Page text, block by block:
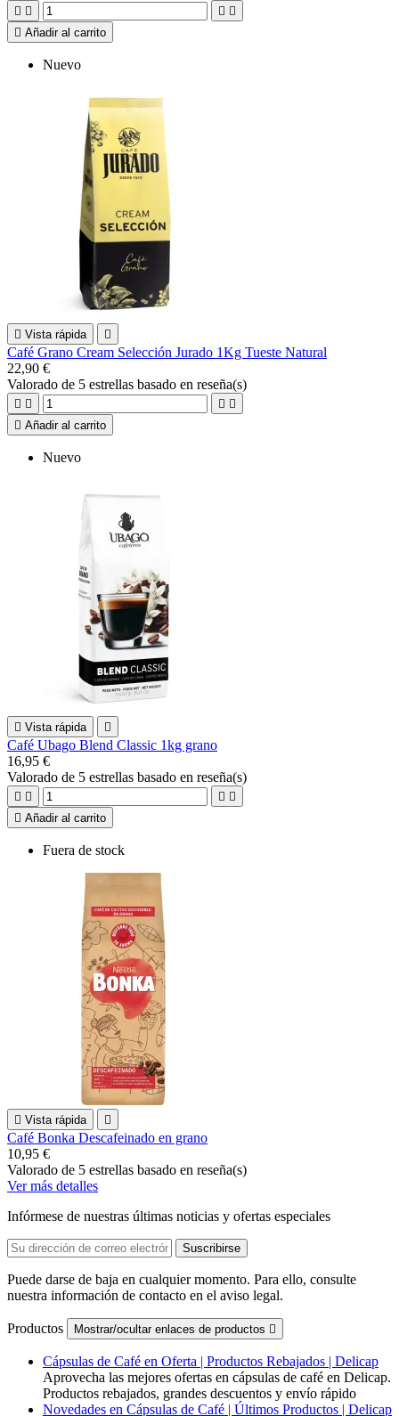
   
 Añadir al carrito
Nuevo
 Vista rápida 
Café Grano Cream Selección Jurado 1Kg Tueste Natural
22,90 €
Valorado de 5 estrellas basado en reseña(s)
   
 Añadir al carrito
Nuevo
 Vista rápida 
Café Ubago Blend Classic 1kg grano
16,95 €
Valorado de 5 estrellas basado en reseña(s)
   
 Añadir al carrito
Fuera de stock
 Vista rápida 
Café Bonka Descafeinado en grano
10,95 €
Valorado de 5 estrellas basado en reseña(s)
Ver más detalles
Infórmese de nuestras últimas noticias y ofertas especiales
Puede darse de baja en cualquier momento. Para ello, consulte
nuestra información de contacto en el aviso legal.
Productos Mostrar/ocultar enlaces de productos 
Cápsulas de Café en Oferta | Productos Rebajados | Delicap
Aprovecha las mejores ofertas en cápsulas de café en Delicap.
Productos rebajados, grandes descuentos y envío rápido
Novedades en Cápsulas de Café | Últimos Productos | Delicap